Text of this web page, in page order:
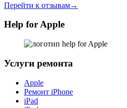
Перейти к отзывам→
Help for Apple
Услуги ремонта
Apple
Ремонт iPhone
iPad